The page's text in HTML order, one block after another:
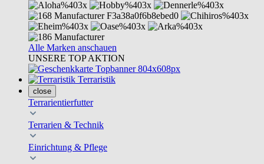
Alle Marken anschauen
UNSERE TOP AKTION
Terraristik
close
Terrarientierfutter
Terrarien & Technik
Einrichtung & Pflege